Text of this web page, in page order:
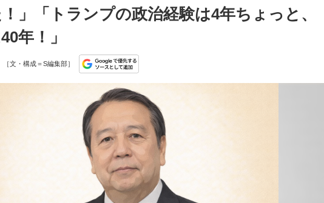
」「トランプの政治経験は4年ちょっと、
年！」
［文・構成＝S編集部］